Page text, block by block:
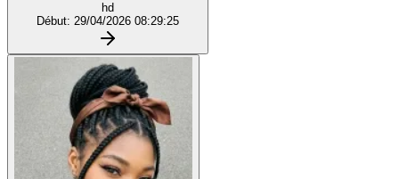
hd
Début: 29/04/2026 08:29:25